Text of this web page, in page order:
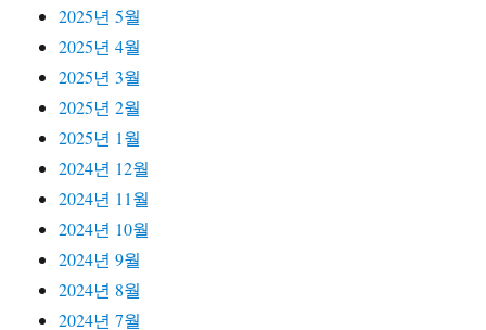
2025년 5월
2025년 4월
2025년 3월
2025년 2월
2025년 1월
2024년 12월
2024년 11월
2024년 10월
2024년 9월
2024년 8월
2024년 7월